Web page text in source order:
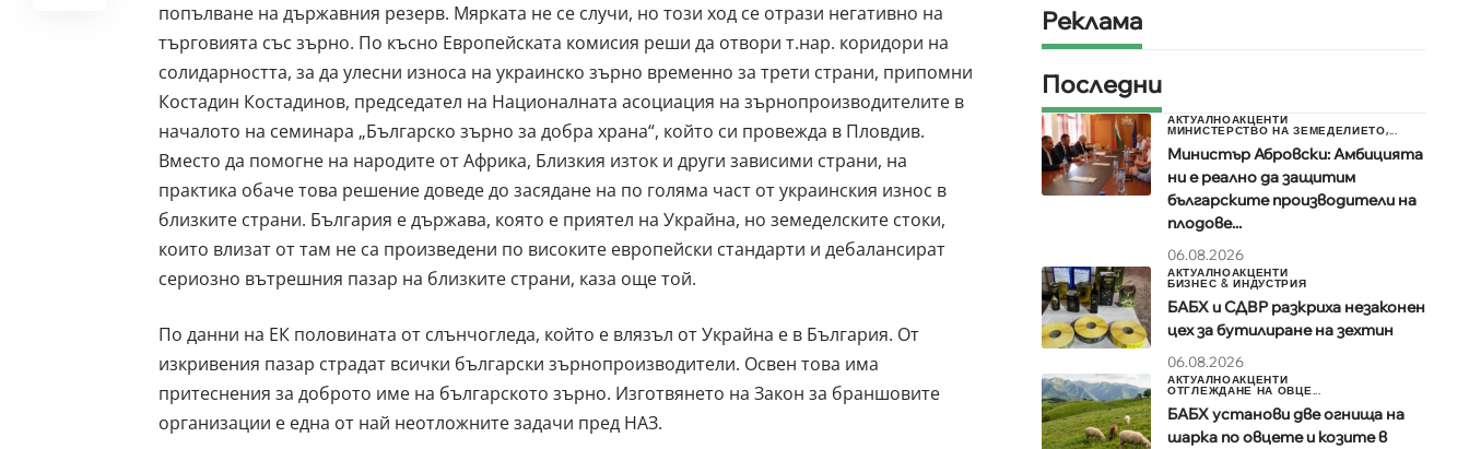
попълване на държавния резерв. Мярката не се случи, но този ход се отрази негативно на
търговията със зърно. По късно Европейската комисия реши да отвори т.нар. коридори на
солидарността, за да улесни износа на украинско зърно временно за трети страни, припомни
Костадин Костадинов, председател на Националната асоциация на зърнопроизводителите в
началото на семинара „Българско зърно за добра храна“, който си провежда в Пловдив.
Вместо да помогне на народите от Африка, Близкия изток и други зависими страни, на
практика обаче това решение доведе до засядане на по голяма част от украинския износ в
близките страни. България е държава, която е приятел на Украйна, но земеделските стоки,
които влизат от там не са произведени по високите европейски стандарти и дебалансират
сериозно вътрешния пазар на близките страни, каза още той.
По данни на ЕК половината от слънчогледа, който е влязъл от Украйна е в България. От
изкривения пазар страдат всички български зърнопроизводители. Освен това има
притеснения за доброто име на българското зърно. Изготвянето на Закон за браншовите
организации е една от най неотложните задачи пред НАЗ.
Реклама
Последни
АКТУАЛНОАКЦЕНТИ
МИНИСТЕРСТВО НА ЗЕМЕДЕЛИЕТО,...
Министър Абровски: Амбицията
ни е реално да защитим
българските производители на
плодове...
06.08.2026
АКТУАЛНОАКЦЕНТИ
БИЗНЕС & ИНДУСТРИЯ
БАБХ и СДВР разкриха незаконен
цех за бутилиране на зехтин
06.08.2026
АКТУАЛНОАКЦЕНТИ
ОТГЛЕЖДАНЕ НА ОВЦЕ...
БАБХ установи две огнища на
шарка по овцете и козите в